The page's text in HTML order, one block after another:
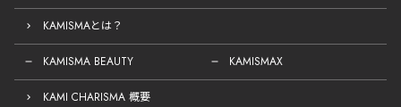
KAMISMAとは？
KAMISMA BEAUTY KAMISMAX
KAMI CHARISMA 概要